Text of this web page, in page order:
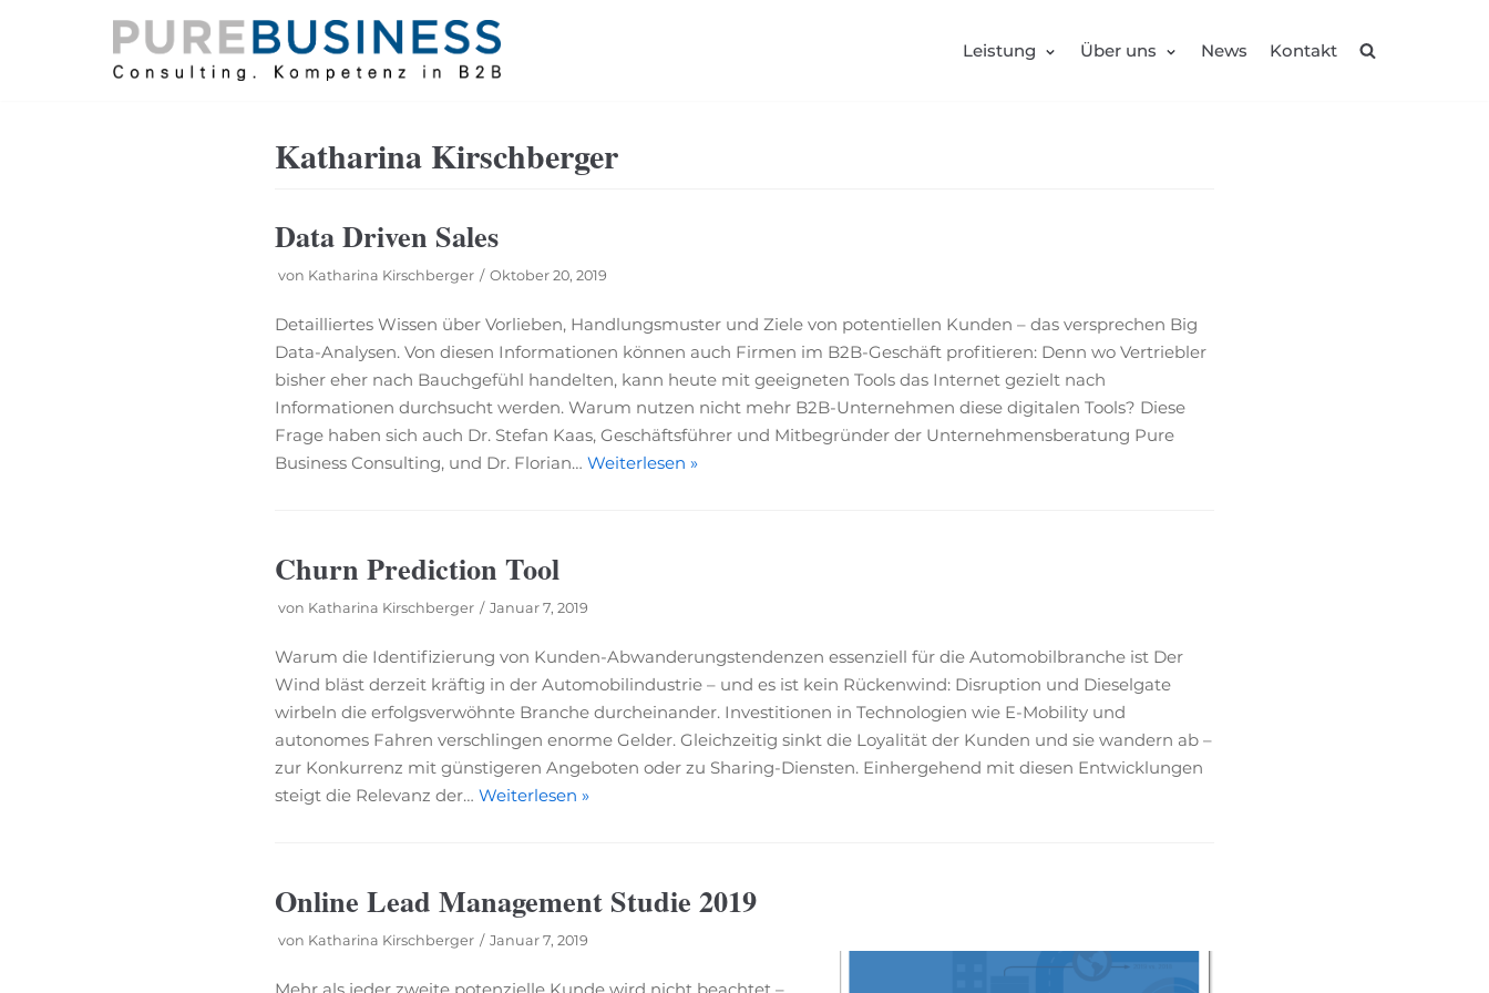
Leistung Über uns News Kontakt
Katharina Kirschberger
Data Driven Sales
von Katharina Kirschberger Oktober 20, 2019
Detailliertes Wissen über Vorlieben, Handlungsmuster und Ziele von potentiellen Kunden – das versprechen Big
Data-Analysen. Von diesen Informationen können auch Firmen im B2B-Geschäft profitieren: Denn wo Vertriebler
bisher eher nach Bauchgefühl handelten, kann heute mit geeigneten Tools das Internet gezielt nach
Informationen durchsucht werden. Warum nutzen nicht mehr B2B-Unternehmen diese digitalen Tools? Diese
Frage haben sich auch Dr. Stefan Kaas, Geschäftsführer und Mitbegründer der Unternehmensberatung Pure
Business Consulting, und Dr. Florian…Weiterlesen »
Churn Prediction Tool
von Katharina Kirschberger Januar 7, 2019
Warum die Identifizierung von Kunden-Abwanderungstendenzen essenziell für die Automobilbranche ist Der
Wind bläst derzeit kräftig in der Automobilindustrie – und es ist kein Rückenwind: Disruption und Dieselgate
wirbeln die erfolgsverwöhnte Branche durcheinander. Investitionen in Technologien wie E-Mobility und
autonomes Fahren verschlingen enorme Gelder. Gleichzeitig sinkt die Loyalität der Kunden und sie wandern ab –
zur Konkurrenz mit günstigeren Angeboten oder zu Sharing-Diensten. Einhergehend mit diesen Entwicklungen
steigt die Relevanz der…Weiterlesen »
Online Lead Management Studie 2019
von Katharina Kirschberger Januar 7, 2019
Mehr als jeder zweite potenzielle Kunde wird nicht beachtet –